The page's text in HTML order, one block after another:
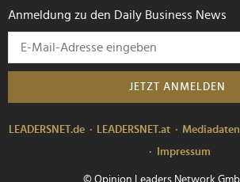
Anmeldung zu den Daily Business News
JETZT ANMELDEN
LEADERSNET.de LEADERSNET.at Mediadaten
Impressum